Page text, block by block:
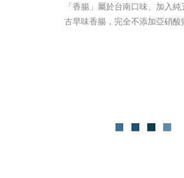
「香腸」屬於台南口味、加入
古早味香腸，完全不添加亞硝酸